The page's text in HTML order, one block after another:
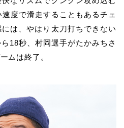
度で滑走することもあるチェ
は、やはり太刀打ちできない
18秒、村岡選手がたかみちさ
ムは終了。